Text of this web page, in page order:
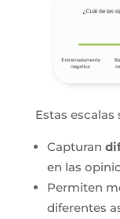
Estas
Capturan
en las
Permiten
diferentes